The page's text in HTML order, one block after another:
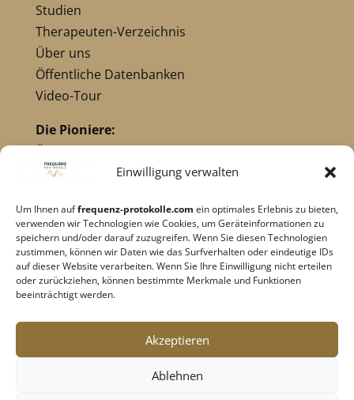
Einwilligung verwalten
Um Ihnen auffrequenz-protokolle.com ein optimales Erlebnis zu bieten,
verwenden wir Technologien wie Cookies, um Geräteinformationen zu
speichern und/oder darauf zuzugreifen. Wenn Sie diesen Technologien
zustimmen, können wir Daten wie das Surfverhalten oder eindeutige IDs
auf dieser Website verarbeiten. Wenn Sie Ihre Einwilligung nicht erteilen
oder zurückziehen, können bestimmte Merkmale und Funktionen
beeinträchtigt werden.
Akzeptieren
Ablehnen
Studien
Therapeuten-Verzeichnis
Über uns
Öffentliche Datenbanken
Video-Tour
Die Pioniere:
Übersicht Pioniere
Nikola Tesla
Dr. Hulda Clark
Robert C. Beck
Georges Lakhovsky
verwandte Pioniere
Datenschutz
Cookie-Richtlinie|AGB's